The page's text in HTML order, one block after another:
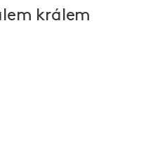
králem